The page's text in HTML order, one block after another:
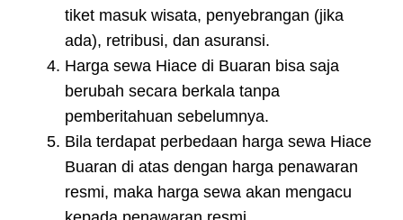
tiket masuk wisata, penyebrangan (jika
ada), retribusi, dan asuransi.
Harga sewa Hiace di Buaran bisa saja
berubah secara berkala tanpa
pemberitahuan sebelumnya.
Bila terdapat perbedaan harga sewa Hiace
Buaran di atas dengan harga penawaran
resmi, maka harga sewa akan mengacu